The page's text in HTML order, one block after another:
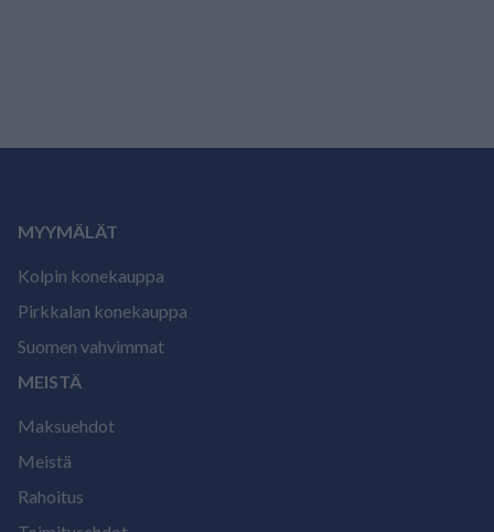
MYYMÄLÄT
Kolpin konekauppa
Pirkkalan konekauppa
Suomen vahvimmat
MEISTÄ
Maksuehdot
Meistä
Rahoitus